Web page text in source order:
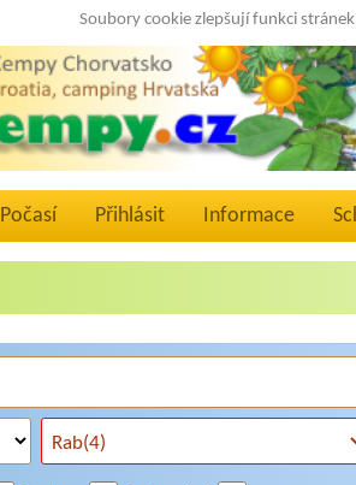
Soubory cookie zlepšují funkci
Počasí Přihlásit Informace